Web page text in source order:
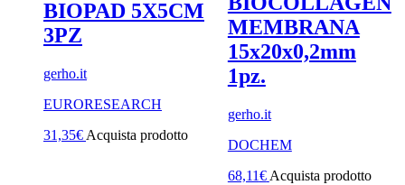
BIOPAD 5X5CM
3PZ
gerho.it
EURORESEARCH
31,35€ Acquista prodotto
MEMBRANA
15x20x0,2mm
1pz.
gerho.it
DOCHEM
68,11€ Acquista prodotto